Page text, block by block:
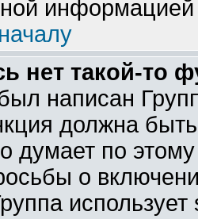
нет такой-то
написан
должна
думает по
о